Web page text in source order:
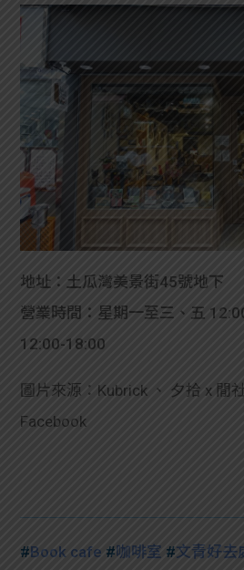
地址：土瓜灣美景街45號地下
營業時間：星期一至三、五
12:00-18:00
圖片來源： Kubrick 、 夕拾 x 閒
Facebook
#Book cafe # 咖啡室 #文青好去